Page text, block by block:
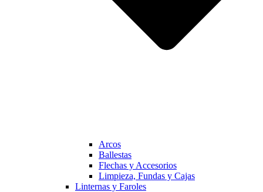
Arcos
Ballestas
Flechas y Accesorios
Limpieza, Fundas y Cajas
Linternas y Faroles